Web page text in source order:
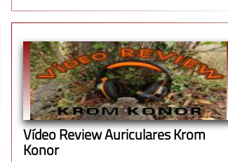
Vídeo Review Auriculares Krom
Konor